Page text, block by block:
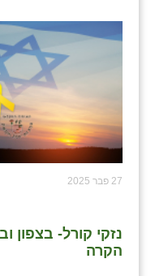
27 פבר 2025
נזקי קורל- בצפון
הקרה